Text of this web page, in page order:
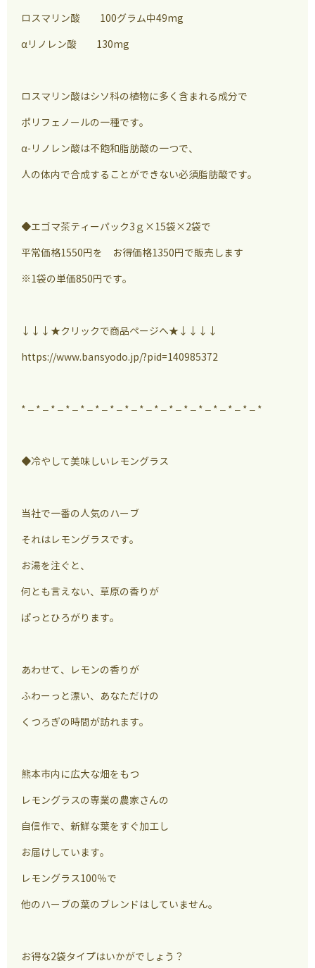
ロスマリン酸 100グラム中49mg
αリノレン酸 130mg
ロスマリン酸はシソ科の植物に多く含まれる成分で
ポリフェノールの一種です。
α-リノレン酸は不飽和脂肪酸の一つで、
人の体内で合成することができない必須脂肪酸です。
◆エゴマ茶ティーパック3ｇ×15袋×2袋で
平常価格1550円を お得価格1350円で販売します
※1袋の単価850円です。
↓↓↓★クリックで商品ページへ★↓↓↓↓
https://www.bansyodo.jp/?pid=140985372
* – * – * – * – * – * – * – * – * – * – * – * – * – * – * – * – *
◆冷やして美味しいレモングラス
当社で一番の人気のハーブ
それはレモングラスです。
お湯を注ぐと、
何とも言えない、草原の香りが
ぱっとひろがります。
あわせて、レモンの香りが
ふわーっと漂い、あなただけの
くつろぎの時間が訪れます。
熊本市内に広大な畑をもつ
レモングラスの専業の農家さんの
自信作で、新鮮な葉をすぐ加工し
お届けしています。
レモングラス100％で
他のハーブの葉のブレンドはしていません。
お得な2袋タイプはいかがでしょう？